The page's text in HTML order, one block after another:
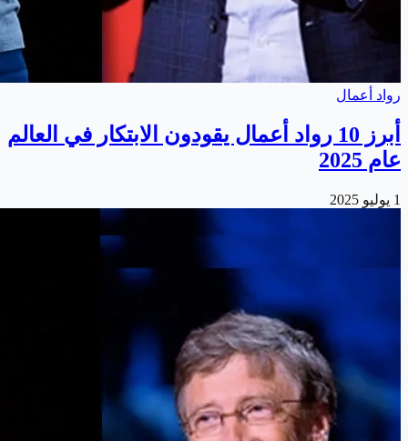
رواد أعمال
أبرز 10 رواد أعمال يقودون الابتكار في العالم
عام 2025
1 يوليو 2025